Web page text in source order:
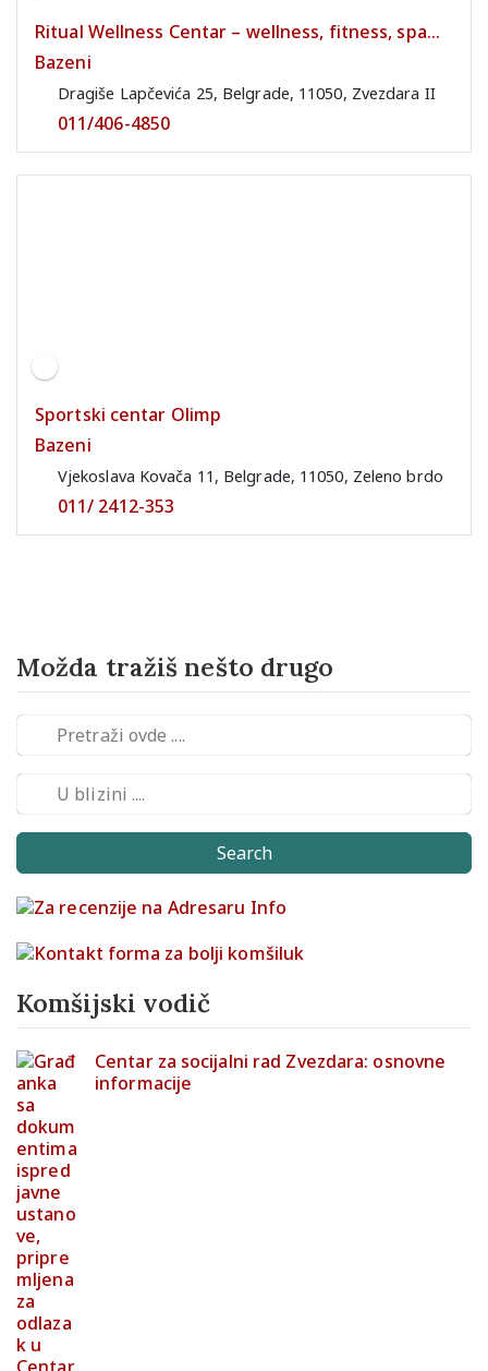
Ritual Wellness Centar – wellness, fitness, spa...
Bazeni
Dragiše Lapčevića 25, Belgrade, 11050, Zvezdara II
011/406-4850
Sportski centar Olimp
Bazeni
Vjekoslava Kovača 11, Belgrade, 11050, Zeleno brdo
011/ 2412-353
Možda tražiš nešto drugo
Search
Komšijski vodič
Centar za socijalni rad Zvezdara: osnovne
informacije